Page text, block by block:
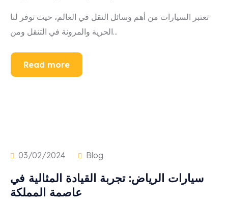
تعتبر السيارات من أهم وسائل النقل في العالم، حيث توفر لنا
الحرية والمرونة في التنقل ومن...
Read more
03/02/2024 Blog
سيارات الرياض: تجربة القيادة المثالية في
عاصمة المملكة